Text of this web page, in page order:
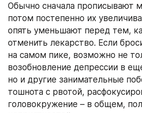
Обычно сначала прописывают
потом постепенно их
опять уменьшают перед тем,
отменить лекарство. Если
на самом пике, возможно не
возобновление депрессии в
но и другие занимательные
тошнота с рвотой,
головокружение – в общем,